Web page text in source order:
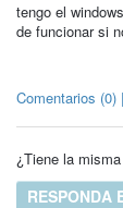
tengo el
de funcionar si
Comentarios (0)
¿Tiene la
RESPONDA